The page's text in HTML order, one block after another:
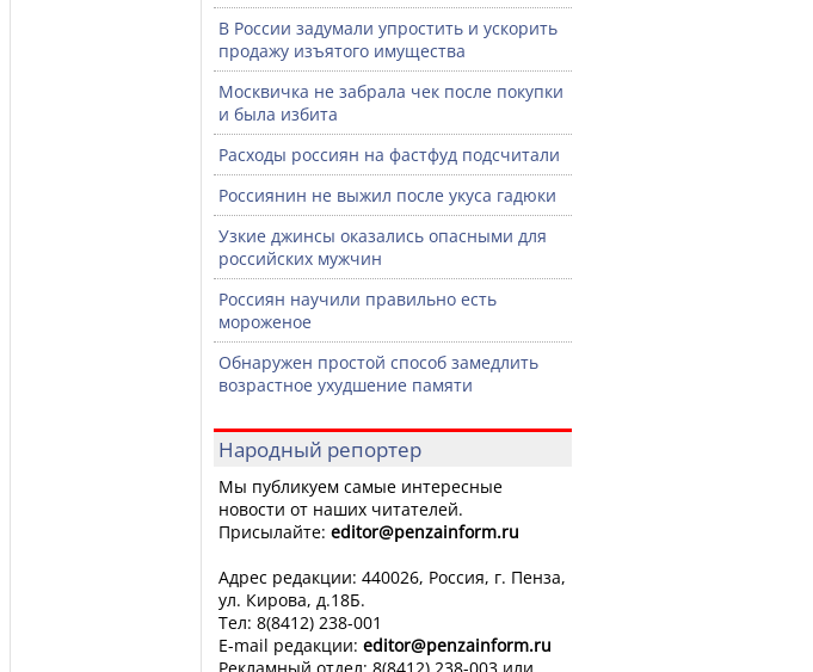
В России задумали упростить и ускорить
продажу изъятого имущества
Москвичка не забрала чек после покупки
и была избита
Расходы россиян на фастфуд подсчитали
Россиянин не выжил после укуса гадюки
Узкие джинсы оказались опасными для
российских мужчин
Россиян научили правильно есть
мороженое
Обнаружен простой способ замедлить
возрастное ухудшение памяти
Народный репортер
Мы публикуем самые интересные
новости от наших читателей.
Присылайте: editor@penzainform.ru
Адрес редакции: 440026, Россия, г. Пенза,
ул. Кирова, д.18Б.
Тел: 8(8412) 238-001
E-mail редакции: editor@penzainform.ru